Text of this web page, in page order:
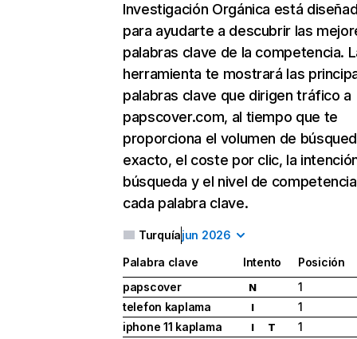
Investigación Orgánica está
para ayudarte a descubrir las
palabras clave de la competencia.
herramienta te mostrará las
palabras clave que dirigen tráfico a
papscover.com, al tiempo que te
proporciona el volumen de
exacto, el coste por clic, la
búsqueda y el nivel de
cada palabra clave.
Turquíajun 2026
Palabra clave Intento
Posición
papscover
N
1
telefon kaplama
I
1
iphone 11 kaplama
I T
1